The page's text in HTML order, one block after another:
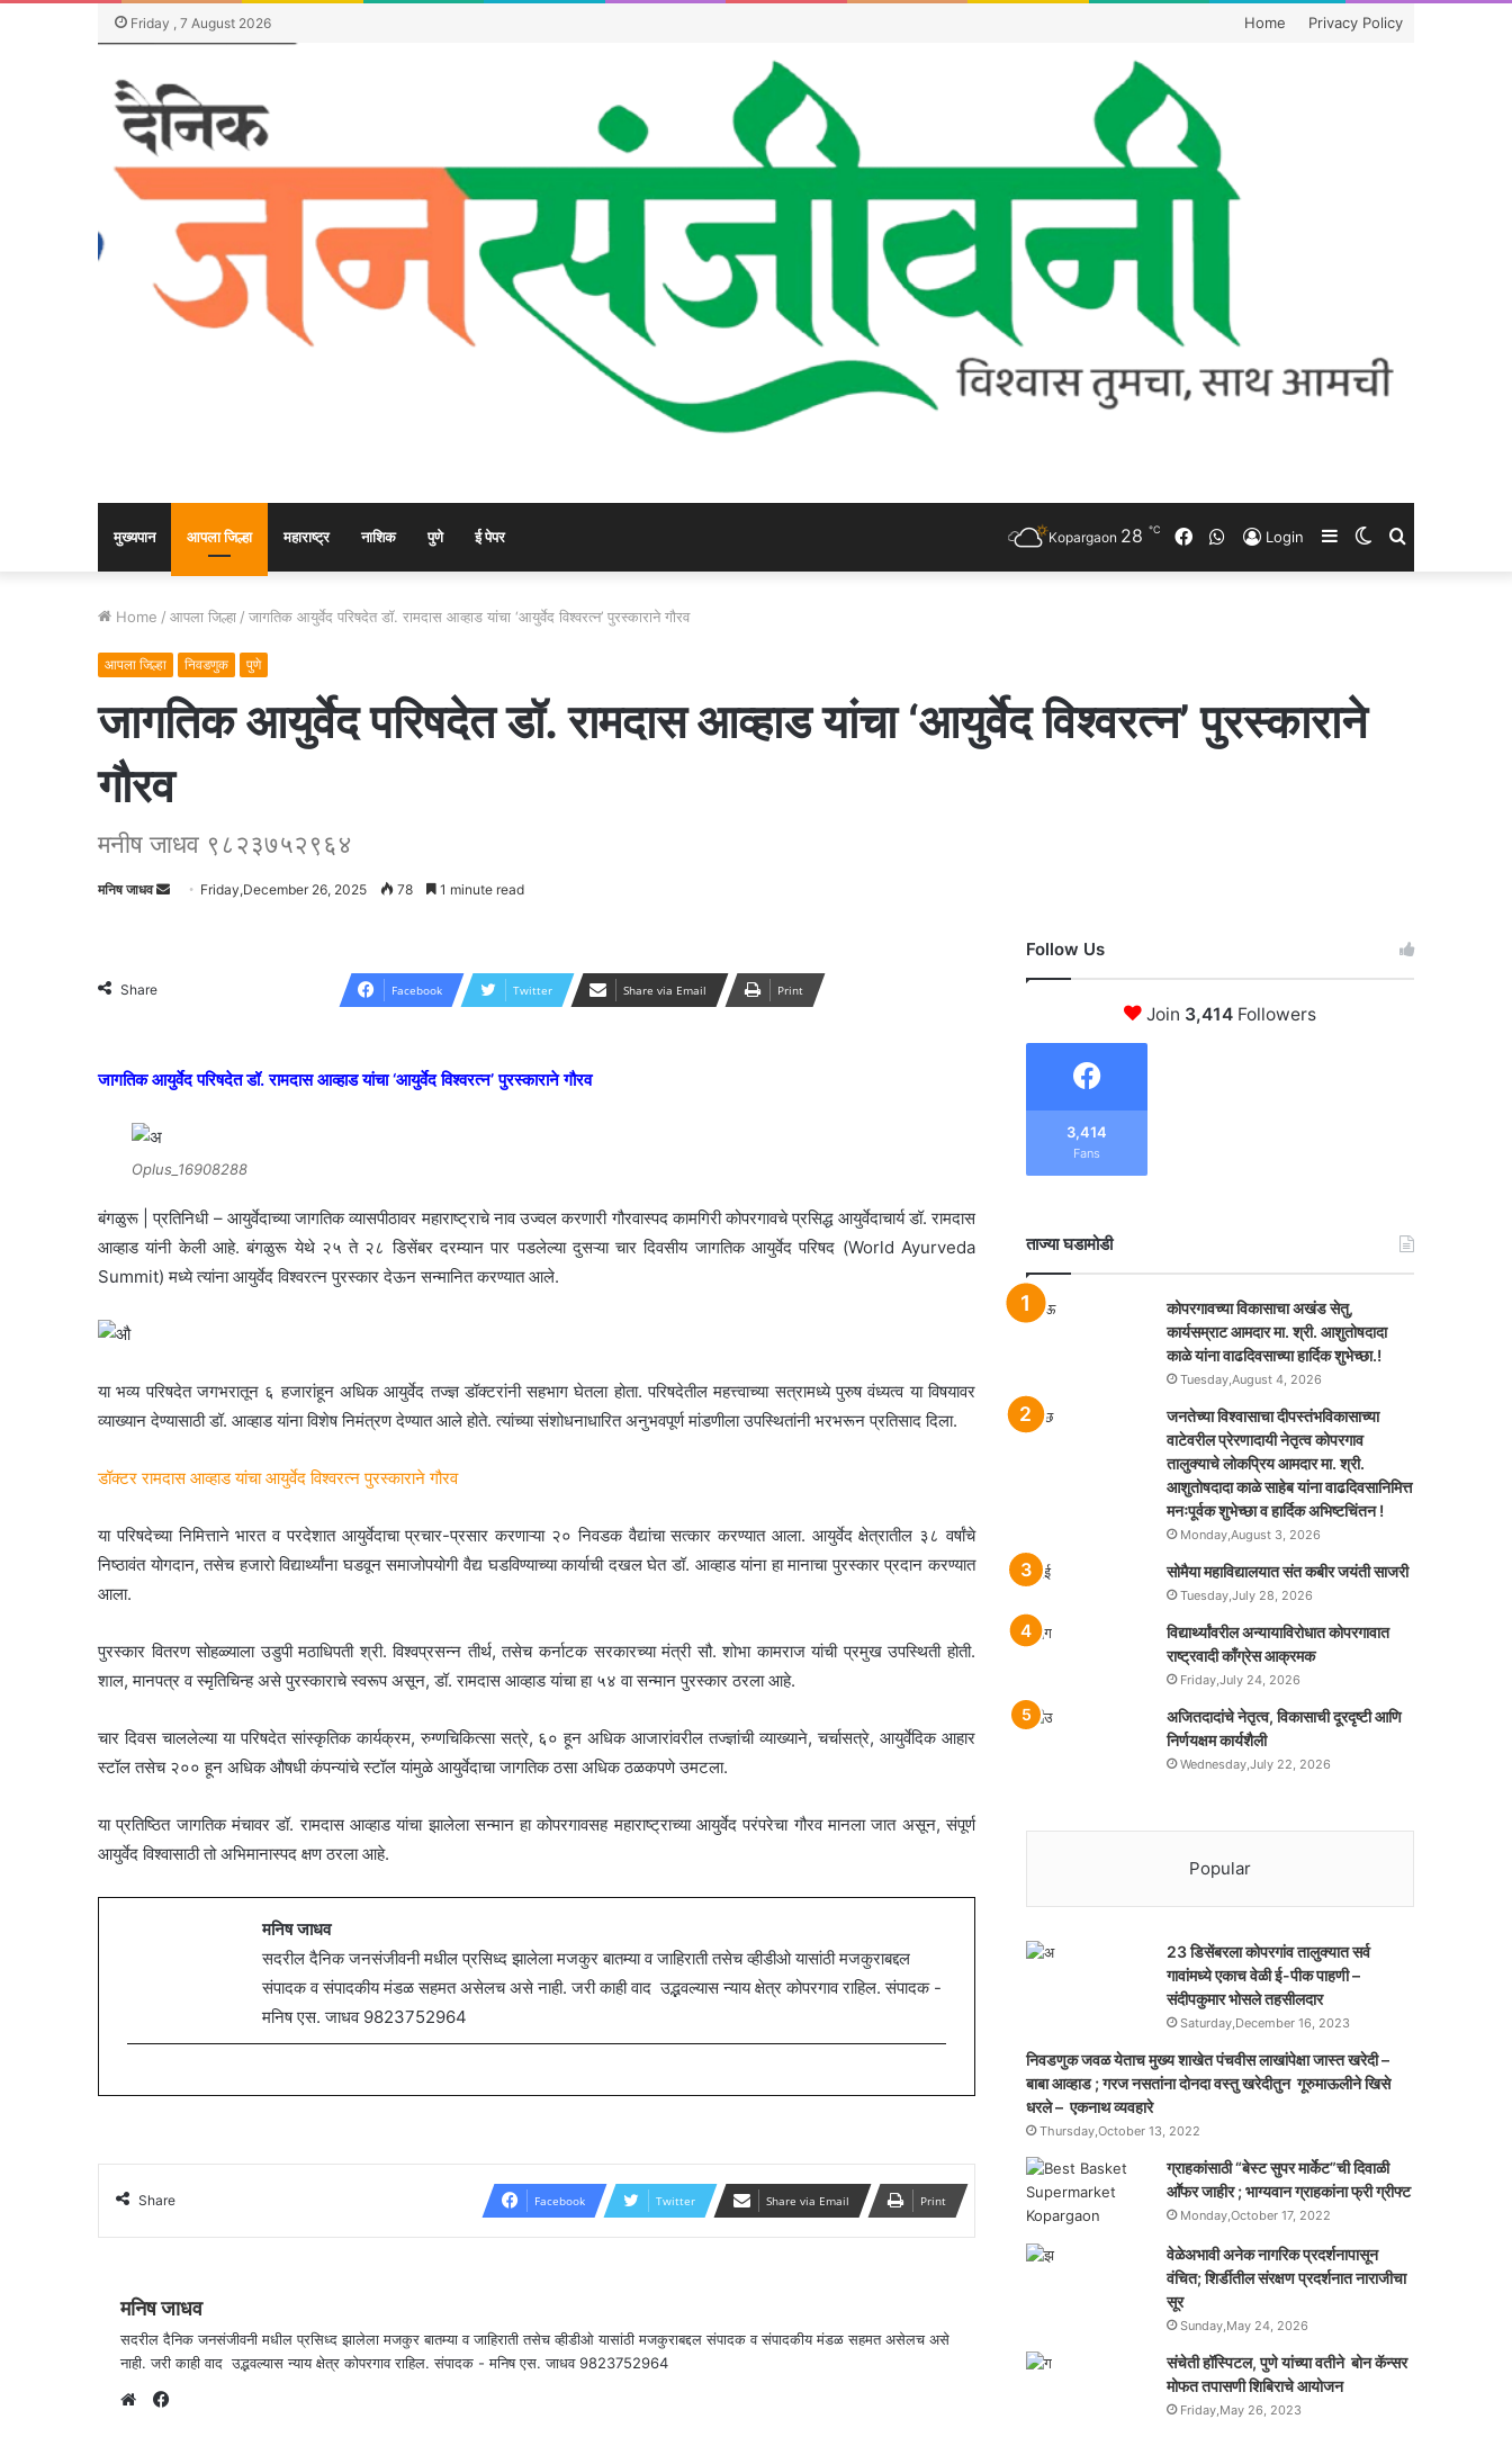
Friday , 7 August 2026 Home Privacy Policy
मुख्यपान आपला जिल्हा महाराष्ट्र नाशिक पुणे ई पेपर Search
Switch
Sidebar
Login
WhatsApp
Facebook
Kopargaon 28 ℃
Home / आपला जिल्हा / जागतिक आयुर्वेद परिषदेत डॉ. रामदास आव्हाड यांचा ‘आयुर्वेद विश्वरत्न’ पुरस्काराने गौरव
आपला जिल्हा निवडणुक पुणे
जागतिक आयुर्वेद परिषदेत डॉ. रामदास आव्हाड यांचा ‘आयुर्वेद विश्वरत्न’ पुरस्काराने
गौरव
मनीष जाधव ९८२३७५२९६४
मनिष जाधव
SendFriday,December 26, 2025 78 1 minute read
Share Facebook Twitter Share via Email Print
जागतिक आयुर्वेद परिषदेत डॉ. रामदास आव्हाड यांचा ‘आयुर्वेद विश्वरत्न’ पुरस्काराने गौरव
Oplus_16908288
बंगळुरू | प्रतिनिधी – आयुर्वेदाच्या जागतिक व्यासपीठावर महाराष्ट्राचे नाव उज्वल करणारी गौरवास्पद कामगिरी कोपरगावचे प्रसिद्ध आयुर्वेदाचार्य डॉ. रामदास
आव्हाड यांनी केली आहे. बंगळुरू येथे २५ ते २८ डिसेंबर दरम्यान पार पडलेल्या दुसऱ्या चार दिवसीय जागतिक आयुर्वेद परिषद (World Ayurveda
Summit) मध्ये त्यांना आयुर्वेद विश्वरत्न पुरस्कार देऊन सन्मानित करण्यात आले.
या भव्य परिषदेत जगभरातून ६ हजारांहून अधिक आयुर्वेद तज्ज्ञ डॉक्टरांनी सहभाग घेतला होता. परिषदेतील महत्त्वाच्या सत्रामध्ये पुरुष वंध्यत्व या विषयावर
व्याख्यान देण्यासाठी डॉ. आव्हाड यांना विशेष निमंत्रण देण्यात आले होते. त्यांच्या संशोधनाधारित अनुभवपूर्ण मांडणीला उपस्थितांनी भरभरून प्रतिसाद दिला.
डॉक्टर रामदास आव्हाड यांचा आयुर्वेद विश्वरत्न पुरस्काराने गौरव
या परिषदेच्या निमित्ताने भारत व परदेशात आयुर्वेदाचा प्रचार-प्रसार करणाऱ्या २० निवडक वैद्यांचा सत्कार करण्यात आला. आयुर्वेद क्षेत्रातील ३८ वर्षांचे
निष्ठावंत योगदान, तसेच हजारो विद्यार्थ्यांना घडवून समाजोपयोगी वैद्य घडविण्याच्या कार्याची दखल घेत डॉ. आव्हाड यांना हा मानाचा पुरस्कार प्रदान करण्यात
आला.
पुरस्कार वितरण सोहळ्याला उडुपी मठाधिपती श्री. विश्वप्रसन्न तीर्थ, तसेच कर्नाटक सरकारच्या मंत्री सौ. शोभा कामराज यांची प्रमुख उपस्थिती होती.
शाल, मानपत्र व स्मृतिचिन्ह असे पुरस्काराचे स्वरूप असून, डॉ. रामदास आव्हाड यांचा हा ५४ वा सन्मान पुरस्कार ठरला आहे.
चार दिवस चाललेल्या या परिषदेत सांस्कृतिक कार्यक्रम, रुग्णचिकित्सा सत्रे, ६० हून अधिक आजारांवरील तज्ज्ञांची व्याख्याने, चर्चासत्रे, आयुर्वेदिक आहार
स्टॉल तसेच २०० हून अधिक औषधी कंपन्यांचे स्टॉल यांमुळे आयुर्वेदाचा जागतिक ठसा अधिक ठळकपणे उमटला.
या प्रतिष्ठित जागतिक मंचावर डॉ. रामदास आव्हाड यांचा झालेला सन्मान हा कोपरगावसह महाराष्ट्राच्या आयुर्वेद परंपरेचा गौरव मानला जात असून, संपूर्ण
आयुर्वेद विश्वासाठी तो अभिमानास्पद क्षण ठरला आहे.
मनिष जाधव
सदरील दैनिक जनसंजीवनी मधील प्रसिध्द झालेला मजकुर बातम्या व जाहिराती तसेच व्हीडीओ यासांठी मजकुराबद्दल
संपादक व संपादकीय मंडळ सहमत असेलच असे नाही. जरी काही वाद उद्भवल्यास न्याय क्षेत्र कोपरगाव राहिल. संपादक -
मनिष एस. जाधव 9823752964
Share Facebook Twitter Share via Email Print
मनिष जाधव
सदरील दैनिक जनसंजीवनी मधील प्रसिध्द झालेला मजकुर बातम्या व जाहिराती तसेच व्हीडीओ यासांठी मजकुराबद्दल संपादक व संपादकीय मंडळ सहमत असेलच असे
नाही. जरी काही वाद उद्भवल्यास न्याय क्षेत्र कोपरगाव राहिल. संपादक - मनिष एस. जाधव 9823752964
Follow Us
Join 3,414 Followers
3,414
Fans
ताज्या घडामोडी
कोपरगावच्या विकासाचा अखंड सेतु,
कार्यसम्राट आमदार मा. श्री. आशुतोषदादा
काळे यांना वाढदिवसाच्या हार्दिक शुभेच्छा.!
Tuesday,August 4, 2026
जनतेच्या विश्वासाचा दीपस्तंभविकासाच्या
वाटेवरील प्रेरणादायी नेतृत्व कोपरगाव
तालुक्याचे लोकप्रिय आमदार मा. श्री.
आशुतोषदादा काळे साहेब यांना वाढदिवसानिमित्त
मनःपूर्वक शुभेच्छा व हार्दिक अभिष्टचिंतन !
Monday,August 3, 2026
सोमैया महाविद्यालयात संत कबीर जयंती साजरी
Tuesday,July 28, 2026
विद्यार्थ्यांवरील अन्यायाविरोधात कोपरगावात
राष्ट्रवादी काँग्रेस आक्रमक
Friday,July 24, 2026
अजितदादांचे नेतृत्व, विकासाची दूरदृष्टी आणि
निर्णयक्षम कार्यशैली
Wednesday,July 22, 2026
Popular
23 डिसेंबरला कोपरगांव तालुक्‍यात सर्व
गावांमध्ये एकाच वेळी ई-पीक पाहणी –
संदीपकुमार भोसले तहसीलदार
Saturday,December 16, 2023
निवडणुक जवळ येताच मुख्य शाखेत पंचवीस लाखांपेक्षा जास्त खरेदी –
बाबा आव्हाड ; गरज नसतांना दोनदा वस्तु खरेदीतुन गूरुमाऊलीने खिसे
धरले – एकनाथ व्यवहारे
Thursday,October 13, 2022
ग्राहकांसाठी “बेस्ट सुपर मार्केट”ची दिवाळी
आॕफर जाहीर ; भाग्यवान ग्राहकांना फ्री ग्रीफ्ट
Monday,October 17, 2022
वेळेअभावी अनेक नागरिक प्रदर्शनापासून
वंचित; शिर्डीतील संरक्षण प्रदर्शनात नाराजीचा
सूर
Sunday,May 24, 2026
संचेती हॉस्पिटल, पुणे यांच्या वतीने बोन कॅन्सर
मोफत तपासणी शिबिराचे आयोजन
Friday,May 26, 2023